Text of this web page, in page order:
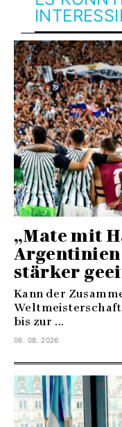
„Mate mit
Argentinien
stärker
Kann der
Weltmeisterschaft
bis zur ...
06. 08. 2026